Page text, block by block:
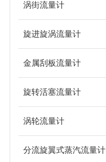
涡街流量计
旋进旋涡流量计
金属刮板流量计
旋转活塞流量计
涡轮流量计
分流旋翼式蒸汽流量计